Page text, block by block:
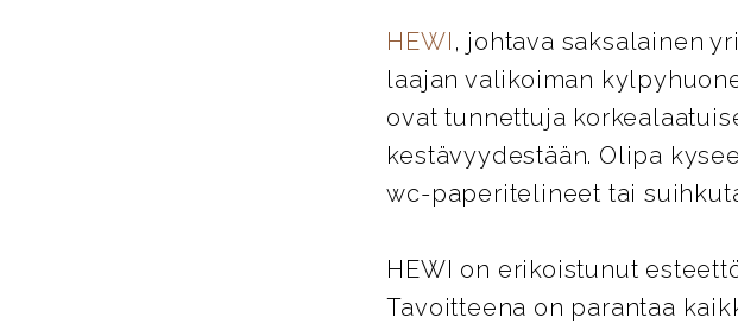
HEWI , johtava saksalainen
laajan valikoiman
ovat tunnettuja
kestävyydestään. Olipa
wc-paperitelineet tai
HEWI on erikoistunut
Tavoitteena on parantaa